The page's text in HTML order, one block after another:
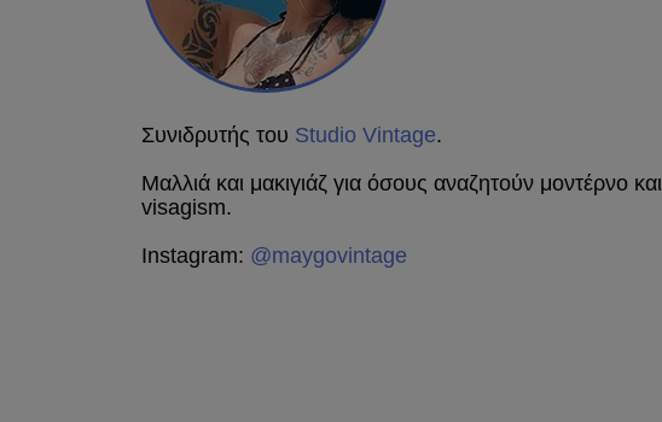
Συνιδρυτής του Studio Vintage.
Μαλλιά και μακιγιάζ για όσους αναζητούν μοντέρνο
visagism.
Instagram: @maygovintage